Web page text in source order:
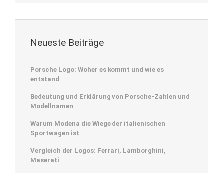
Neueste Beiträge
Porsche Logo: Woher es kommt und wie es
entstand
Bedeutung und Erklärung von Porsche-Zahlen und
Modellnamen
Warum Modena die Wiege der italienischen
Sportwagen ist
Vergleich der Logos: Ferrari, Lamborghini,
Maserati